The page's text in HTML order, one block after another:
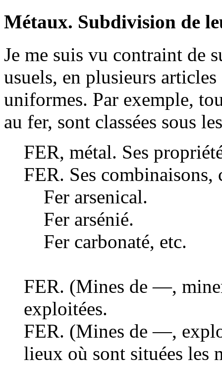
Métaux. Subdivision de
Je me suis vu contraint de
usuels, en plusieurs
uniformes. Par exemple,
au fer, sont classées sous
FER, métal. Ses
FER. Ses combinaisons,
Fer arsenical.
Fer arsénié.
Fer carbonaté, etc.
FER. (Mines de —,
exploitées.
FER. (Mines de —,
lieux où sont situées les